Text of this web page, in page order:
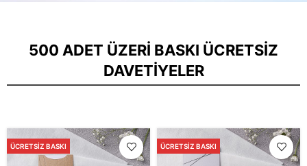
500 ADET ÜZERI BASKI ÜCRETSIZ
DAVETIYELER
ÜCRETSIZ BASKI ÜCRETSIZ BASKI